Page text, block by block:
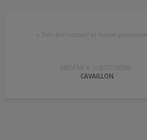
Très bon accueil et bonne prestation.
HELENE k. (18/07/2026)
CAVAILLON